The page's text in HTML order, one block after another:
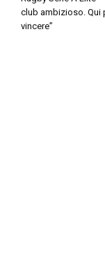
club ambizioso. Qui
vincere”